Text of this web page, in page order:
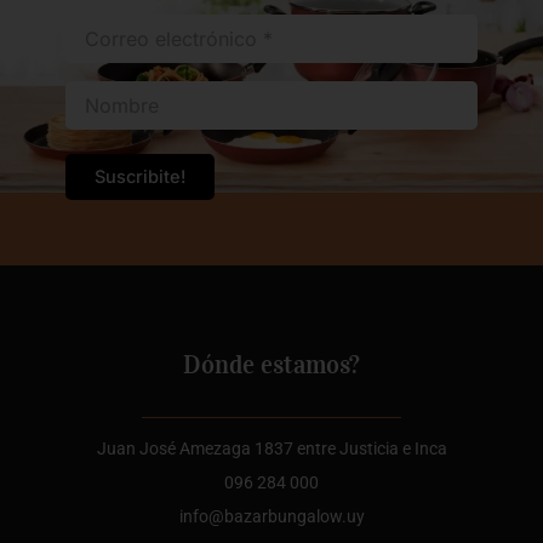
Dónde estamos?
Juan José Amezaga 1837 entre Justicia e Inca
096 284 000
info@bazarbungalow.uy